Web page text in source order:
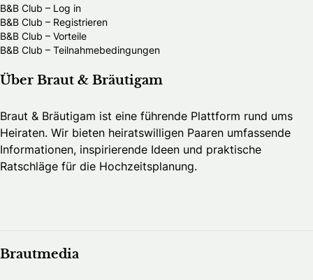
B&B Club – Log in
B&B Club – Registrieren
B&B Club – Vorteile
B&B Club – Teilnahmebedingungen
Über Braut & Bräutigam
Braut & Bräutigam ist eine führende Plattform rund ums
Heiraten. Wir bieten heiratswilligen Paaren umfassende
Informationen, inspirierende Ideen und praktische
Ratschläge für die Hochzeitsplanung.
Brautmedia